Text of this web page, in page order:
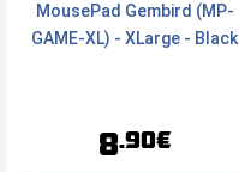
MousePad Gembird (MP-
GAME-XL) - XLarge - Black
8.90€